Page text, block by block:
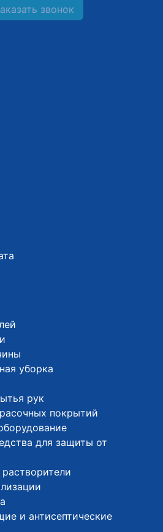
звонок
уборка
рук
покрытий
для защиты от
и антисептические